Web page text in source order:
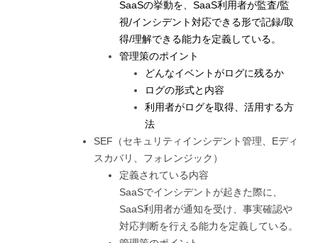
SaaSの挙動を、SaaS利用者が監査/監
視/インシデント対応できる形で記録/取
得/理解できる能力を定義している。
管理策のポイント
どんなイベントがログに残るか
ログの形式と内容
利用者がログを取得、活用する方
法
SEF（セキュリティインシデント管理、Eディ
スカバリ、フォレンジック）
定義されている内容
SaaSでインシデントが起きた際に、
SaaS利用者が通知を受け、事実確認や
対応判断を行える能力を定義している。